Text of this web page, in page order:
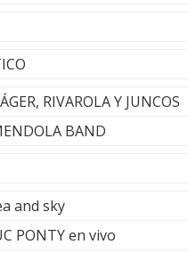
RIVAROLA Y JUNCOS
BAND
and sky
PONTY en vivo